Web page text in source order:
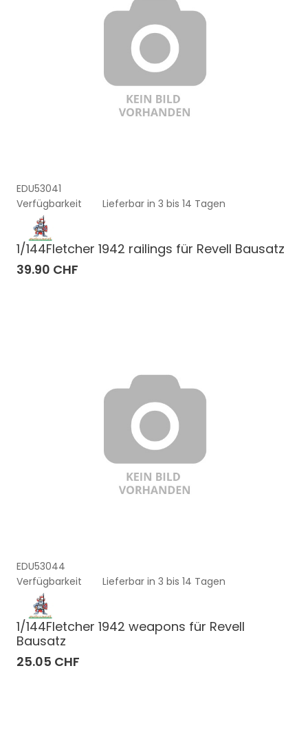
EDU53041
Verfügbarkeit
Lieferbar in 3 bis 14 Tagen
1/144Fletcher 1942 railings für Revell Bausatz
39.90 CHF
EDU53044
Verfügbarkeit
Lieferbar in 3 bis 14 Tagen
1/144Fletcher 1942 weapons für Revell
Bausatz
25.05 CHF